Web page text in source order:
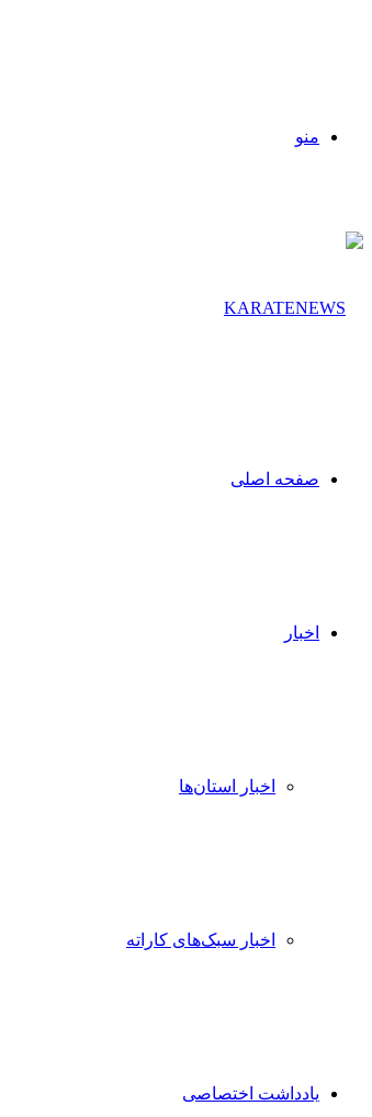
منو
صفحه اصلی
اخبار
اخبار استان‌ها
اخبار سبک‌های کاراته
یادداشت اختصاصی